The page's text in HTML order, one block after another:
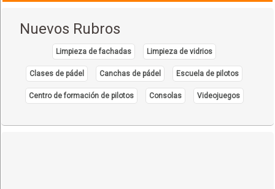
Nuevos Rubros
Limpieza de fachadas Limpieza de vidrios
Clases de pádel Canchas de pádel Escuela de pilotos
Centro de formación de pilotos Consolas Videojuegos